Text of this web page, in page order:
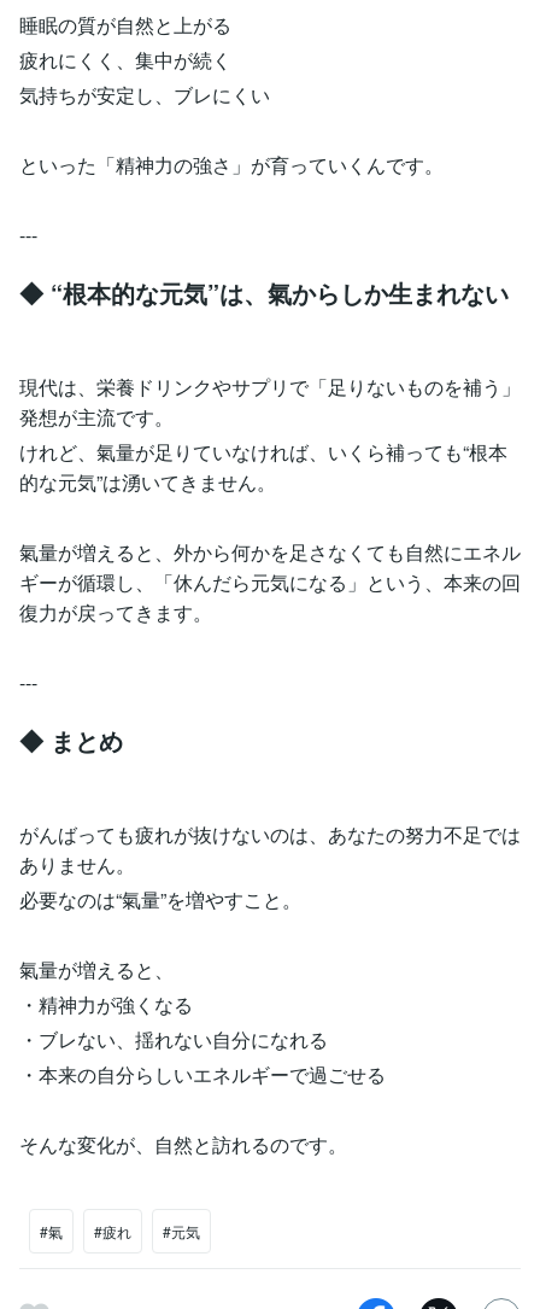
睡眠の質が自然と上がる
疲れにくく、集中が続く
気持ちが安定し、ブレにくい
といった「精神力の強さ」が育っていくんです。
---
◆ “根本的な元気”は、氣からしか生まれない
現代は、栄養ドリンクやサプリで「足りないものを補う」
発想が主流です。
けれど、氣量が足りていなければ、いくら補っても“根本
的な元気”は湧いてきません。
氣量が増えると、外から何かを足さなくても自然にエネル
ギーが循環し、「休んだら元気になる」という、本来の回
復力が戻ってきます。
---
◆ まとめ
がんばっても疲れが抜けないのは、あなたの努力不足では
ありません。
必要なのは“氣量”を増やすこと。
氣量が増えると、
・精神力が強くなる
・ブレない、揺れない自分になれる
・本来の自分らしいエネルギーで過ごせる
そんな変化が、自然と訪れるのです。
#氣 #疲れ #元気